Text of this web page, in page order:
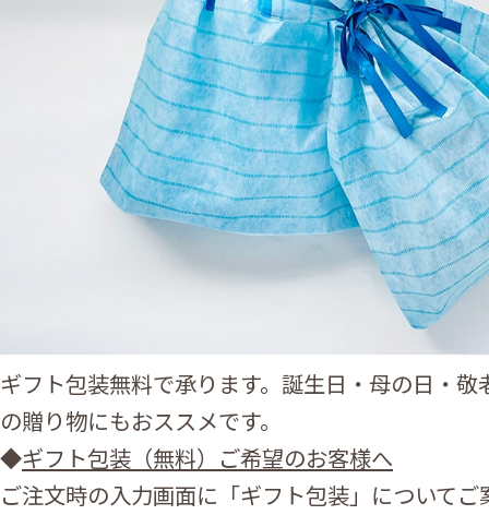
ギフト包装無料で承ります。誕生日・母の日・
の贈り物にもおススメです。
◆ギフト包装（無料）ご希望のお客様へ
ご注文時の入力画面に「ギフト包装」について